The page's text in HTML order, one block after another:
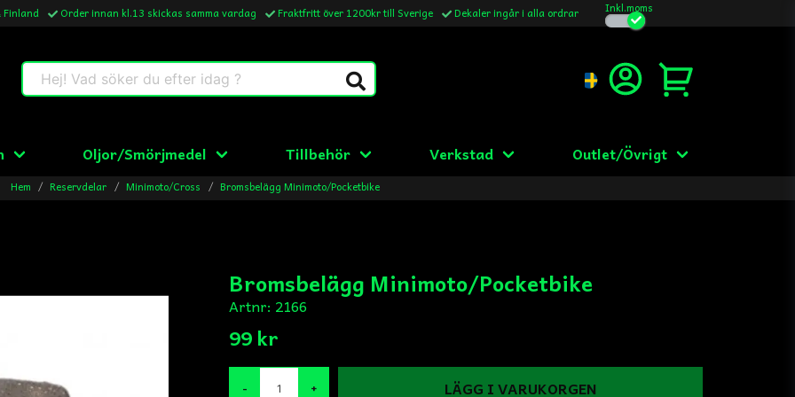
Finland Order innan kl.13 skickas samma vardag Fraktfritt över 1200kr till Sverige Dekaler ingår i alla ordrar Inkl.moms
Hej! Vad söker du efter idag ?
Oljor/Smörjmedel Tillbehör Verkstad Outlet/Övrigt
Hem Reservdelar Minimoto/Cross Bromsbelägg Minimoto/Pocketbike
Bromsbelägg Minimoto/Pocketbike
Artnr: 2166
99 kr
- + LÄGG I VARUKORGEN